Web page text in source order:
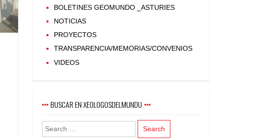
BOLETINES GEOMUNDO _ASTURIES
NOTICIAS
PROYECTOS
TRANSPARENCIA/MEMORIAS/CONVENIOS
VIDEOS
BUSCAR EN XEOLOGOSDELMUNDU